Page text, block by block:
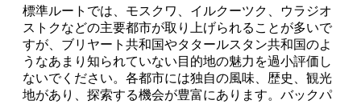
標準ルートでは、モスクワ、イルクーツク、ウラジオ
ストクなどの主要都市が取り上げられることが多いで
すが、ブリヤート共和国やタタールスタン共和国のよ
うなあまり知られていない目的地の魅力を過小評価し
ないでください。各都市には独自の風味、歴史、観光
地があり、探索する機会が豊富にあります。バックパ